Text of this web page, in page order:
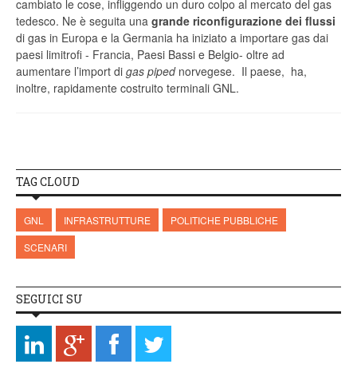
cambiato le cose, infliggendo un duro colpo al mercato del gas
tedesco. Ne è seguita una grande riconfigurazione dei flussi
di gas in Europa e la Germania ha iniziato a importare gas dai
paesi limitrofi - Francia, Paesi Bassi e Belgio- oltre ad
aumentare l’import di gas piped norvegese. Il paese, ha,
inoltre, rapidamente costruito terminali GNL.
TAG CLOUD
GNL INFRASTRUTTURE
POLITICHE PUBBLICHE
SCENARI
SEGUICI SU